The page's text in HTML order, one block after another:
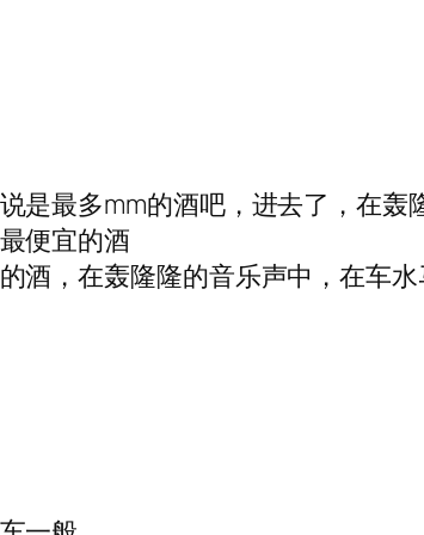
是最多mm的酒吧，进去了，在
便宜的酒
酒，在轰隆隆的音乐声中，在车